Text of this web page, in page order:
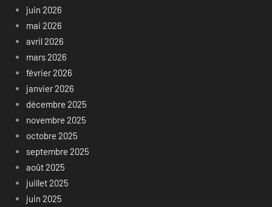
juin 2026
mai 2026
avril 2026
mars 2026
février 2026
janvier 2026
décembre 2025
novembre 2025
octobre 2025
septembre 2025
août 2025
juillet 2025
juin 2025